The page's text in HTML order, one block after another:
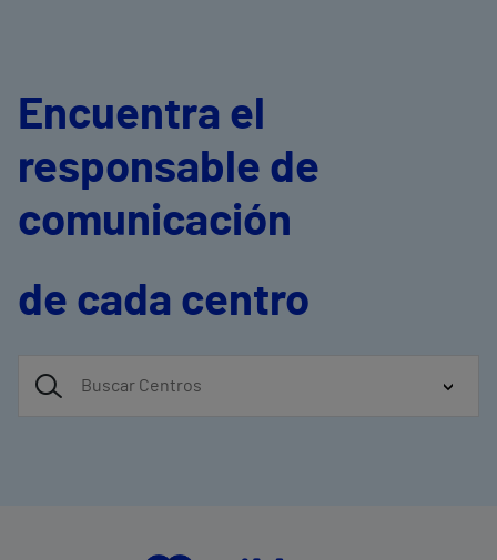
Encuentra el
responsable de
comunicación
de cada centro